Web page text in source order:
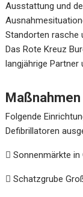
Ausstattung und
Standorten rasche
Das Rote Kreuz
langjährige Partner
Folgende
Defibrillatoren
Sonnenmärkte in
Schatzgrube